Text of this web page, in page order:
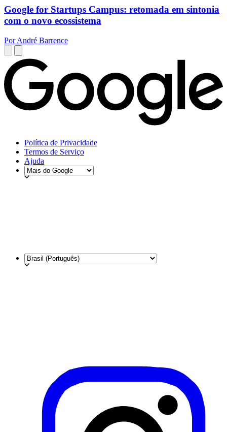
Google for Startups Campus: retomada em sintonia
com o novo ecossistema
Por André Barrence
Política de Privacidade
Termos de Serviço
Ajuda